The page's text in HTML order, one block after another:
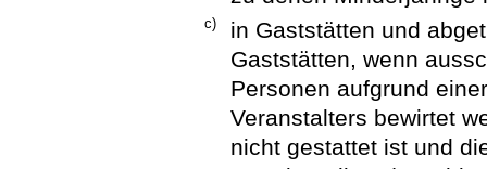
c)
in Gaststätten und
Gaststätten, wenn
Personen aufgrund
Veranstalters bewirtet
nicht gestattet ist und